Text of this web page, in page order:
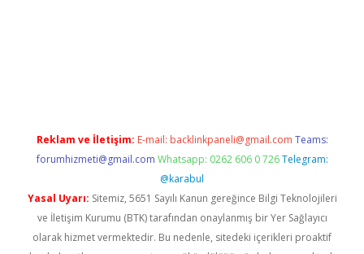
Reklam ve İletişim: E-mail: backlinkpaneli@gmail.com Teams:
forumhizmeti@gmail.com Whatsapp: 0262 606 0 726 Telegram:
@karabul
Yasal Uyarı: Sitemiz, 5651 Sayılı Kanun gereğince Bilgi Teknolojileri
ve İletişim Kurumu (BTK) tarafından onaylanmış bir Yer Sağlayıcı
olarak hizmet vermektedir. Bu nedenle, sitedeki içerikleri proaktif